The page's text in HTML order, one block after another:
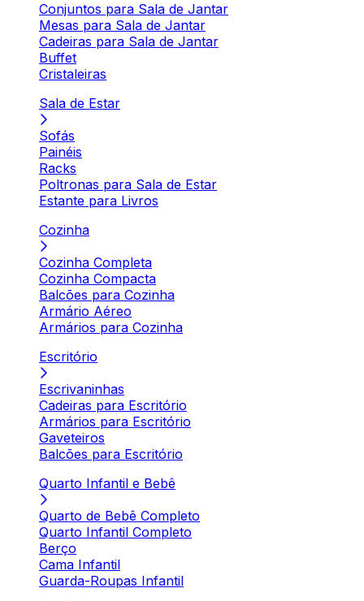
Conjuntos para Sala de Jantar
Mesas para Sala de Jantar
Cadeiras para Sala de Jantar
Buffet
Cristaleiras
Sala de Estar
Sofás
Painéis
Racks
Poltronas para Sala de Estar
Estante para Livros
Cozinha
Cozinha Completa
Cozinha Compacta
Balcões para Cozinha
Armário Aéreo
Armários para Cozinha
Escritório
Escrivaninhas
Cadeiras para Escritório
Armários para Escritório
Gaveteiros
Balcões para Escritório
Quarto Infantil e Bebê
Quarto de Bebê Completo
Quarto Infantil Completo
Berço
Cama Infantil
Guarda-Roupas Infantil